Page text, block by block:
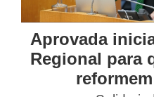
Aprovada
Regional para